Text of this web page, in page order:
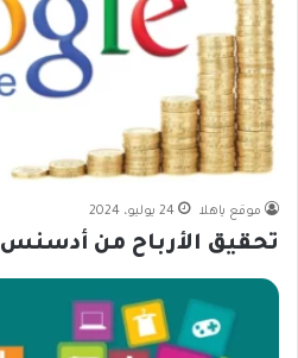
موقع ياهلا 24 يوليو، 2024
تحقيق الأرباح من أدسنس